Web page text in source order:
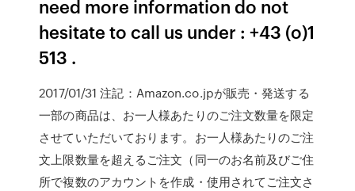
need more information do not
hesitate to call us under : +43 (o)1
513 .
2017/01/31 注記：Amazon.co.jpが販売・発送する
一部の商品は、お一人様あたりのご注文数量を限定
させていただいております。お一人様あたりのご注
文上限数量を超えるご注文（同一のお名前及びご住
所で複数のアカウントを作成・使用されてご注文さ